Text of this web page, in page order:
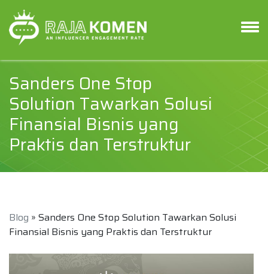
Sanders One Stop
Solution Tawarkan Solusi
Finansial Bisnis yang
Praktis dan Terstruktur
Blog » Sanders One Stop Solution Tawarkan Solusi
Finansial Bisnis yang Praktis dan Terstruktur